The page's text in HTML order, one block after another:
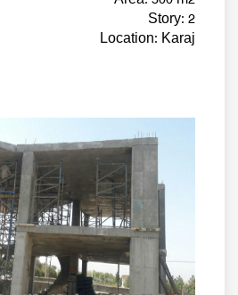
Story: 2
Location: Karaj